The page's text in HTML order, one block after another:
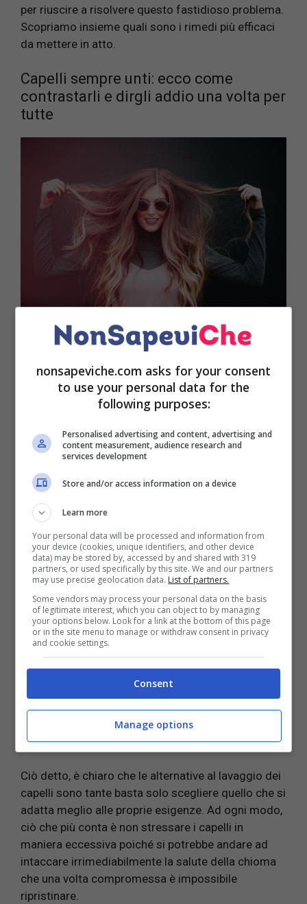
per riuscire a risolvere questo fastidioso problema.
Scopriamo insieme quali sono i rimedi più efficaci
da mettere in atto.
Capelli sempre unti: ecco come
contrastarli e dirgli addio una volta per
tutte
Come accennato poc’anzi, eseguire lavaggi troppo
di frequente può andare ad intaccare la salute della
nostra chioma mettendola a repentaglio. E’ anche
vero, però, che quando si hanno capelli sempre unti
può risultare difficile evitare di lavarli.
Di conseguenza, è importante adottare i giusti
maniera definitiva. Il rimedio più efficace è quello
che prevede la realizzazione di acconciature
strategiche che possano celare l’
chioma.Per fare ciò, è sufficiente munirsi di un
pettine eraccoglieretutti icapellie realizzare uno
chignon. Non solo in alternativa potrete armarvi di
uncerchiettoin modo tale da fermare per bene i
capelli più ribelli e averli pettinati in maniera
perfetta.
Infine, un altro rimedio molto efficace per
contrastare il problema in questione è l’utilizzo
shampoo a secco.Questo rappresenta un
valido alleato in quanto tende a seccare i capelli e,
dunque, nel caso di capelli unti e grassi, a ridurre
sensibilmente il problema.
Ciò detto, è chiaro che le alternative al lavaggio dei
capelli sono tante basta solo scegliere quello che si
adatta meglio alle proprie esigenze. Ad ogni modo,
ciò che più conta è non stressare i capelli in
maniera eccessiva poiché si potrebbe andare ad
intaccare irrimediabilmente la salute della chioma
che una volta compromessa è impossibile
ripristinare.
nonsapeviche.com asks for your consent
to use your personal data for the
following purposes:
Personalised advertising and content, advertising and
content measurement, audience research and
services development
Store and/or access information on a device
Learn more
Your personal data will be processed and information from
your device (cookies, unique identifiers, and other device
data) may be stored by, accessed by and shared with 319
partners, or used specifically by this site. We and our partners
may use precise geolocation data. List of partners.
Some vendors may process your personal data on the basis
of legitimate interest, which you can object to by managing
your options below. Look for a link at the bottom of this page
or in the site menu to manage or withdraw consent in privacy
and cookie settings.
Consent
Manage options